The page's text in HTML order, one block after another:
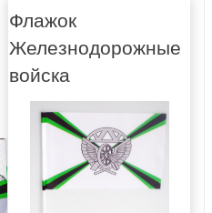
Флажок
Железнодорожные
войска